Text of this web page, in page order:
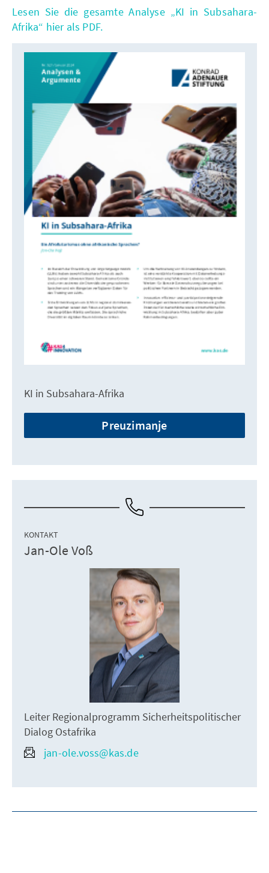
Lesen Sie die gesamte Analyse „KI in Subsahara-
Afrika“ hier als PDF.
KI in Subsahara-Afrika
Preuzimanje
KONTAKT
Jan-Ole Voß
Leiter Regionalprogramm Sicherheitspolitischer
Dialog Ostafrika
jan-ole.voss@kas.de